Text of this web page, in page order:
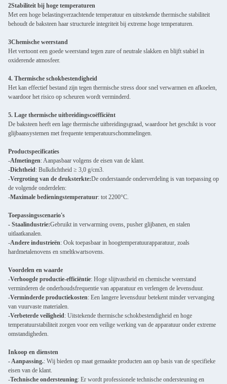
2Stabiliteit bij hoge temperaturen
Met een hoge belastingverzachtende temperatuur en uitstekende thermische stabiliteit
behoudt de baksteen haar structurele integriteit bij extreme hoge temperaturen.
3Chemische weerstand
Het vertoont een goede weerstand tegen zure of neutrale slakken en blijft stabiel in
oxiderende atmosfeer.
4. Thermische schokbestendigheid
Het kan effectief bestand zijn tegen thermische stress door snel verwarmen en afkoelen,
waardoor het risico op scheuren wordt verminderd.
5. Lage thermische uitbreidingscoëfficiënt
De baksteen heeft een lage thermische uitbreidingsgraad, waardoor het geschikt is voor
glijbaansystemen met frequente temperatuurschommelingen.
Productspecificaties
-Afmetingen: Aanpasbaar volgens de eisen van de klant.
-Dichtheid: Bulkdichtheid ≥ 3,0 g/cm3.
-Vergroting van de druksterkte:De onderstaande onderverdeling is van toepassing op
de volgende onderdelen:
-Maximale bedieningstemperatuur: tot 2200°C.
Toepassingsscenario's
- Staalindustrie:Gebruikt in verwarming ovens, pusher glijbanen, en stalen
uitlaatkanalen.
-Andere industrieën: Ook toepasbaar in hoogtemperatuurapparatuur, zoals
hardmetalenovens en smeltkwartsovens.
Voordelen en waarde
-Verhoogde productie-efficiëntie: Hoge slijtvastheid en chemische weerstand
verminderen de onderhoudsfrequentie van apparatuur en verlengen de levensduur.
-Verminderde productiekosten: Een langere levensduur betekent minder vervanging
van vuurvaste materialen.
-Verbeterde veiligheid: Uitstekende thermische schokbestendigheid en hoge
temperatuurstabiliteit zorgen voor een veilige werking van de apparatuur onder extreme
omstandigheden.
Inkoop en diensten
- Aanpassing.: Wij bieden op maat gemaakte producten aan op basis van de specifieke
eisen van de klant.
-Technische ondersteuning: Er wordt professionele technische ondersteuning en